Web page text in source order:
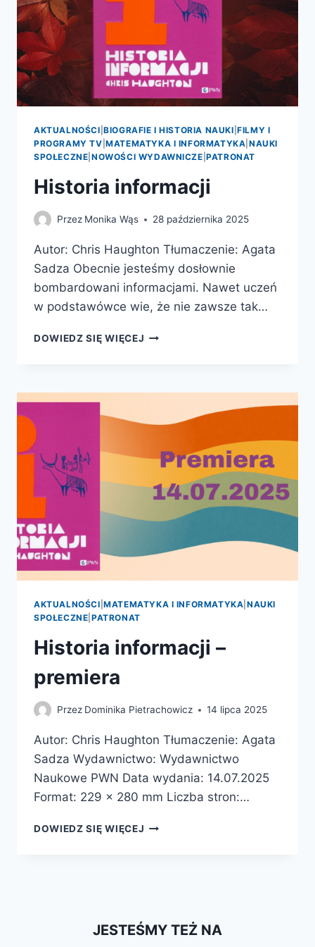
AKTUALNOŚCI |BIOGRAFIE I HISTORIA NAUKI |FILMY I
PROGRAMY TV |MATEMATYKA I INFORMATYKA |NAUKI
SPOŁECZNE NOWOŚCI WYDAWNICZE |PATRONAT
Historia informacji
Przez Monika Wąs 28 października 2025
Autor: Chris Haughton Tłumaczenie: Agata
Sadza Obecnie jesteśmy dosłownie
bombardowani informacjami. Nawet uczeń
w podstawówce wie, że nie zawsze tak…
DOWIEDZ SIĘ WIĘCEJ HISTORIA
AKTUALNOŚCI |MATEMATYKA I INFORMATYKA |NAUKI
SPOŁECZNE PATRONAT
Historia informacji –
premiera
Przez Dominika Pietrachowicz 14 lipca 2025
Autor: Chris Haughton Tłumaczenie: Agata
Sadza Wydawnictwo: Wydawnictwo
Naukowe PWN Data wydania: 14.07.2025
Format: 229 x 280 mm Liczba stron:…
DOWIEDZ SIĘ WIĘCEJ HISTORIA
JESTEŚMY TEŻ NA